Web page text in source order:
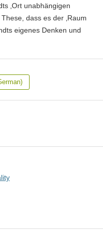
‚Ort unabhängigen
dass es der ‚Raum
eigenes Denken und